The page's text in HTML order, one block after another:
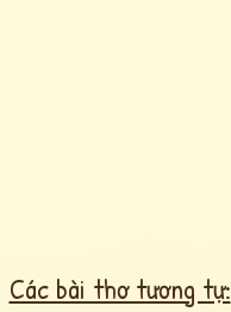
Các bài thơ tương tự: